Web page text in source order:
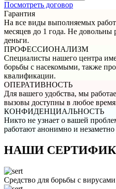
Посмотреть договор
Гарантия
На все виды выполняемых работ
месяцев до 1 года. Не довольны
деньги.
ПРОФЕССИОНАЛИЗМ
Специалисты нашего центра
борьбы с насекомыми, также
квалификации.
ОПЕРАТИВНОСТЬ
Для вашего удобства, мы
вызовы доступны в любое
КОНФИДЕНЦИАЛЬНОСТЬ
Никто не узнает о вашей
работают анонимно и
НАШИ
Средство для борьбы с вирусами